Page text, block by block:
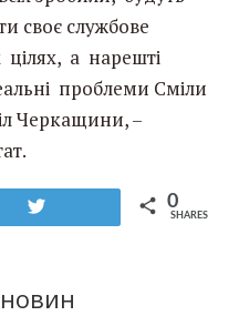
своє службове
а нарешті
проблеми Сміли
Черкащини, –
0
SHARES